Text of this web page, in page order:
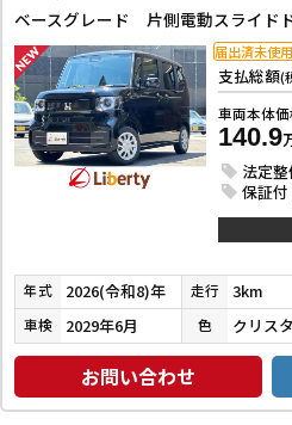
支払総額(
車両本体
140.9
法定
保証
届出済未使
年式 2026(令和8)年 走行 3km
車検 2029年6月 色
お問い合わせ